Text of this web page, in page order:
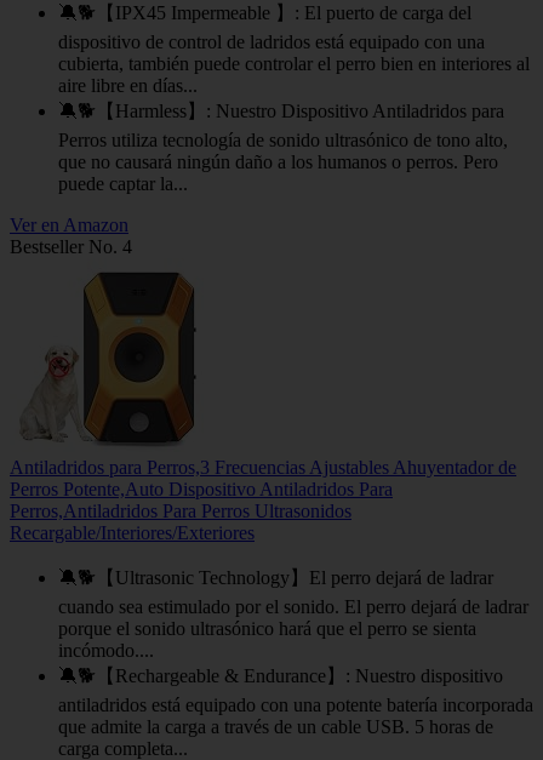
🔕🐕【IPX45 Impermeable 】: El puerto de carga del
dispositivo de control de ladridos está equipado con una
cubierta, también puede controlar el perro bien en interiores al
aire libre en días...
🔕🐕【Harmless】: Nuestro Dispositivo Antiladridos para
Perros utiliza tecnología de sonido ultrasónico de tono alto,
que no causará ningún daño a los humanos o perros. Pero
puede captar la...
Ver en Amazon
Bestseller No. 4
Antiladridos para Perros,3 Frecuencias Ajustables Ahuyentador de
Perros Potente,Auto Dispositivo Antiladridos Para
Perros,Antiladridos Para Perros Ultrasonidos
Recargable/Interiores/Exteriores
🔕🐕【Ultrasonic Technology】El perro dejará de ladrar
cuando sea estimulado por el sonido. El perro dejará de ladrar
porque el sonido ultrasónico hará que el perro se sienta
incómodo....
🔕🐕【Rechargeable & Endurance】: Nuestro dispositivo
antiladridos está equipado con una potente batería incorporada
que admite la carga a través de un cable USB. 5 horas de
carga completa...